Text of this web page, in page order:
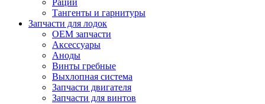
Тангенты и гарнитуры
Запчасти для лодок
OEM запчасти
Аксессуары
Аноды
Винты гребные
Выхлопная система
Запчасти двигателя
Запчасти для винтов